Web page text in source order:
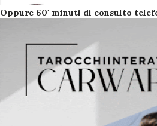
Oppure 60' minuti di consulto